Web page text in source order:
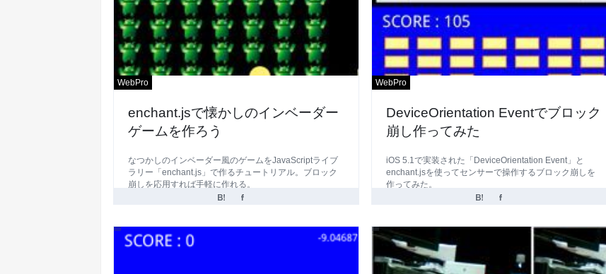
WebPro
enchant.jsで懐かしのインベーダー
ゲームを作ろう
なつかしのインベーダー風のゲームをJavaScriptライブ
ラリー「enchant.js」で作るチュートリアル。ブロック
崩しを応用すれば手軽に作れる。
WebPro
DeviceOrientation Eventでブロック
崩し作ってみた
iOS 5.1で実装された「DeviceOrientation Event」と
enchant.jsを使ってセンサーで操作するブロック崩しを
作ってみた。